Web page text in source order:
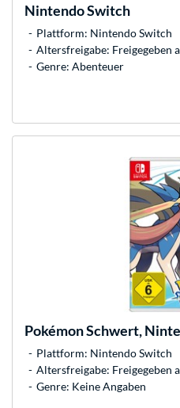
Nintendo Switch
Plattform: Nintendo Switch
Altersfreigabe: Freigegeben
Genre: Abenteuer
Pokémon Schwert,
Plattform: Nintendo Switch
Altersfreigabe: Freigegeben
Genre: Keine Angaben